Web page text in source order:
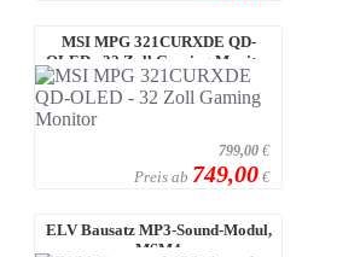
MSI MPG 321CURXDE QD-
OLED - 32 Zoll Gaming Monitor
799,00 €
Preis ab 749,00 €
ELV Bausatz MP3-Sound-Modul,
MSM4